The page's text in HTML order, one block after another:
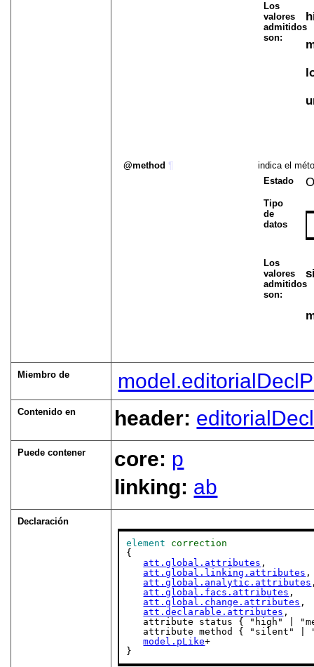
Los
valores
admitidos
son:
method ¶
indica el
Estado
Tipo
de
datos
Los
valores
admitidos
son:
Miembro de
Contenido en header: editorialDecl
Puede contener core: p
linking: ab
Declaración
element
correction
{
att.global.attributes ,
att.global.linking.attributes ,
att.global.analytic.attributes
att.global.facs.attributes ,
att.global.change.attributes ,
att.declarable.attributes ,
attribute status { "high" |
attribute method { "silent" |
model.pLike+
}